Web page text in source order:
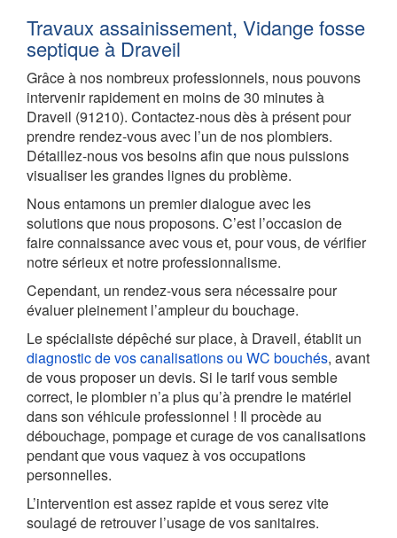
Travaux assainissement, Vidange fosse
septique à Draveil
Grâce à nos nombreux professionnels, nous pouvons
intervenir rapidement en moins de 30 minutes à
Draveil (91210). Contactez-nous dès à présent pour
prendre rendez-vous avec l’un de nos plombiers.
Détaillez-nous vos besoins afin que nous puissions
visualiser les grandes lignes du problème.
Nous entamons un premier dialogue avec les
solutions que nous proposons. C’est l’occasion de
faire connaissance avec vous et, pour vous, de vérifier
notre sérieux et notre professionnalisme.
Cependant, un rendez-vous sera nécessaire pour
évaluer pleinement l’ampleur du bouchage.
Le spécialiste dépêché sur place, à Draveil, établit un
diagnostic de vos canalisations ou WC bouchés, avant
de vous proposer un devis. Si le tarif vous semble
correct, le plombier n’a plus qu’à prendre le matériel
dans son véhicule professionnel ! Il procède au
débouchage, pompage et curage de vos canalisations
pendant que vous vaquez à vos occupations
personnelles.
L’intervention est assez rapide et vous serez vite
soulagé de retrouver l’usage de vos sanitaires.